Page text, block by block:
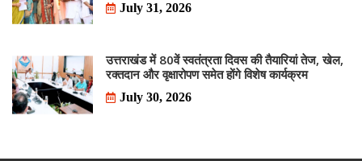
July 31, 2026
उत्तराखंड में 80वें स्वतंत्रता दिवस की तैयारियां तेज, खेल,
रक्तदान और वृक्षारोपण समेत होंगे विशेष कार्यक्रम
July 30, 2026